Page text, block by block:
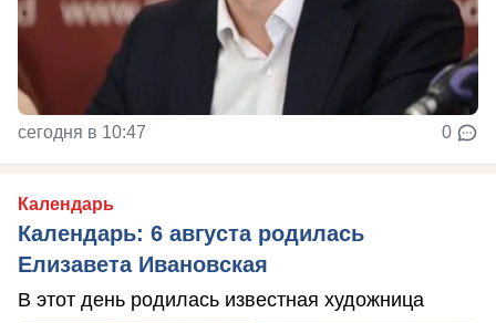
сегодня в 10:47 0
Календарь
Календарь: 6 августа родилась
Елизавета Ивановская
В этот день родилась известная художница